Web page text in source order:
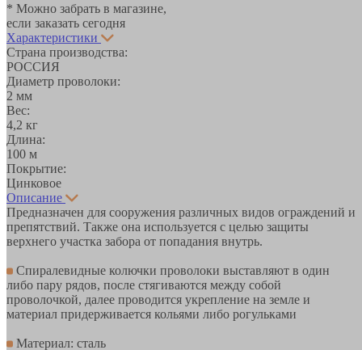
* Можно забрать в магазине,
если заказать сегодня
Характеристики
Страна производства:
РОССИЯ
Диаметр проволоки:
2 мм
Вес:
4,2 кг
Длина:
100 м
Покрытие:
Цинковое
Описание
Предназначен для сооружения различных видов ограждений и
препятствий. Также она используется с целью защиты
верхнего участка забора от попадания внутрь.
Спиралевидные колючки проволоки выставляют в один
либо пару рядов, после стягиваются между собой
проволочкой, далее проводится укрепление на земле и
материал придерживается кольями либо рогульками
Материал: сталь